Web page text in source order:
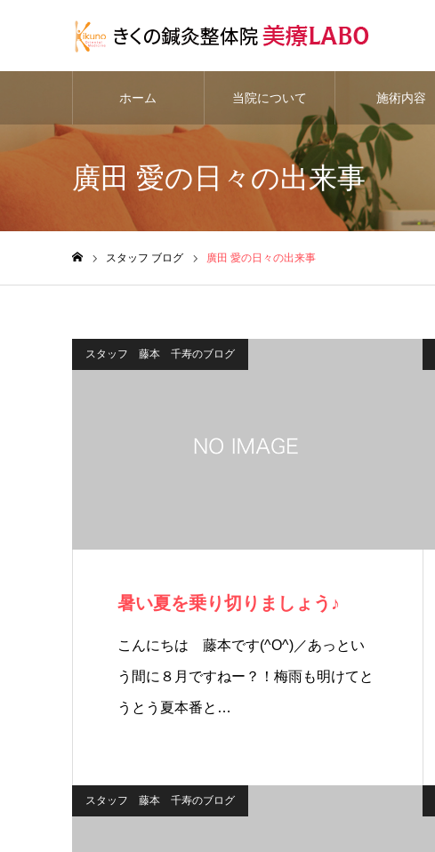
ホーム 当院について 施術内容
廣田 愛の日々の出来事
スタッフ ブログ 廣田 愛の日々の出来事
スタッフ 藤本 千寿のブログ
暑い夏を乗り切りましょう♪
こんにちは 藤本です(^O^)／あっとい
う間に８月ですねー？！梅雨も明けてと
うとう夏本番と…
スタッフ 藤本 千寿のブログ